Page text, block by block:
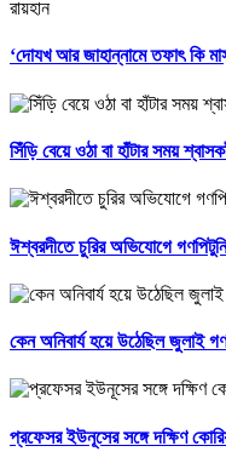
‘দোযখ আর জাহান্নামে তফাৎ কি
সিঁড়ি বেয়ে ওঠা বা হাঁটার সময়
ঈশ্বরদীতে চুরির অভিযোগে
কেন অনিবার্য হয়ে উঠেছিল জুলাই
প্রফেসর ইউনূসের সঙ্গে দক্ষিণ